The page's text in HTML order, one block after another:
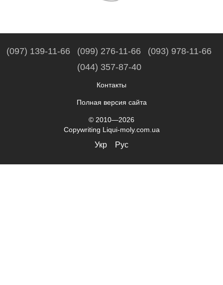
(097) 139-11-66 (099) 276-11-66
(093) 978-11-66
(044) 357-87-40
Контакты
Полная версия сайта
© 2010—2026
Copywriting Liqui-moly.com.ua
Укр Рус